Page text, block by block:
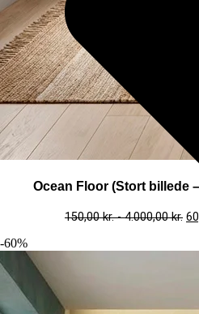
Ocean Floor (Stort billede
150,00kr.-4.000,00kr.
-60%